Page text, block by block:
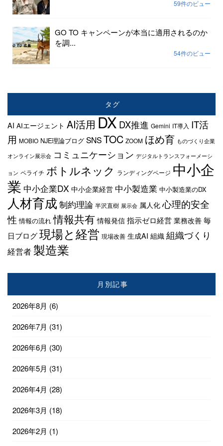
59件のビュー
GO TO キャンペーンが本当に適用されるのか
を調...
54件のビュー
タグ
AI AIエージェント AI活用 DXDX推進 Gemini IT導入 IT活
用 MOBIO NJE理論ブログ SNSTOC ZOOM ほめ育 ものづくり企業
オンライン展示会 コミュニケーション デジタルトランスフォーメーシ
ョン ペライチ ボトルネック ランディングページ 中小企
業 中小企業DX 中小企業経営 中小製造業 中小製造業のDX
人材育成 制約理論 半沢直樹 展示会 属人化 心理的安全
性 情報の流れ 情報共有 情報発信 指示ゼロ経営 業務改善 毎
日ブログ現場と経営 現場改善 生成AI 組織 組織づくり
経営者 製造業
月別記事
2026年8月 (6)
2026年7月 (31)
2026年6月 (30)
2026年5月 (31)
2026年4月 (28)
2026年3月 (18)
2026年2月 (1)